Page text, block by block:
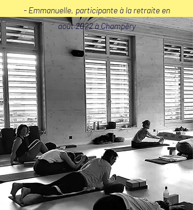
- Emmanuelle, participante à la retraite en
août 2022 à Champéry